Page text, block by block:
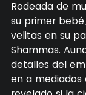
Rodeada de
su primer
velitas en su
Shammas.
detalles del
en a mediados